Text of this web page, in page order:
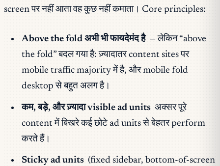
screen पर नहीं आता वह कुछ नहीं कमाता। Core principles:
Above the fold अभी भी फायदेमंद है — लेकिन “above
the fold” बदल गया है: ज़्यादातर content sites पर
mobile traffic majority में है, और mobile fold
desktop से बहुत अलग है।
कम, बड़े, और ज़्यादा visible ad units अक्सर पूरे
content में बिखरे कई छोटे ad units से बेहतर perform
करते हैं।
Sticky ad units (fixed sidebar, bottom-of-screen